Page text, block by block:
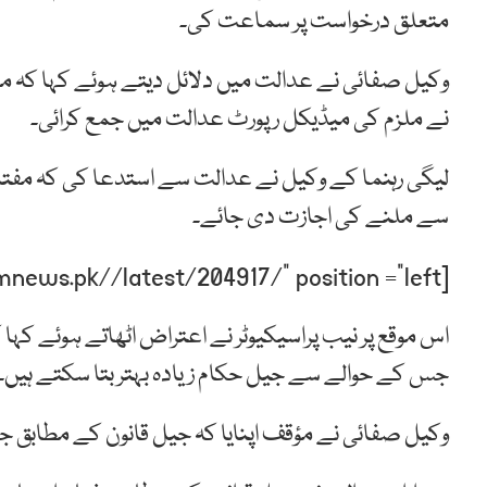
متعلق درخواست پر سماعت کی۔
وکیل صفائی نے عدالت میں دلائل دیتے ہوئے کہا کہ
نے ملزم کی میڈیکل رپورٹ عدالت میں جمع کرائی۔
لیگی رہنما کے وکیل نے عدالت سے استدعا کی کہ
سے ملنے کی اجازت دی جائے۔
[post-relate link=”https://humnews.pk//latest/204917/” position =”left”]
اس موقع پر نیب پراسیکیوٹر نے اعتراض اٹھاتے ہوئے
جس کے حوالے سے جیل حکام زیادہ بہتر بتا سکتے
وکیل صفائی نے مؤقف اپنایا کہ جیل قانون کے